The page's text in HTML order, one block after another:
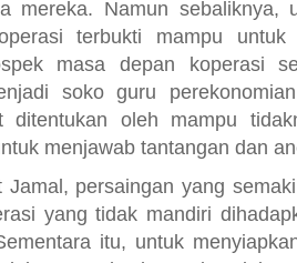
menjawab tantangan dan
Jamal, persaingan yang
yang tidak mandiri
itu, untuk
aspek ekonomi-sosial,
pada sisi operasional
mendasar dari
perubahan ekonomi